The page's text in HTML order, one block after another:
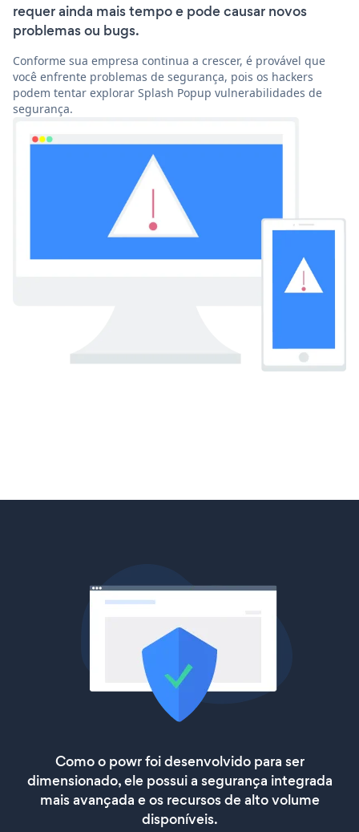
requer ainda mais tempo e pode causar novos
problemas ou bugs.
Conforme sua empresa continua a crescer, é provável que
você enfrente problemas de segurança, pois os hackers
podem tentar explorar Splash Popup vulnerabilidades de
segurança.
Como o powr foi desenvolvido para ser
dimensionado, ele possui a segurança integrada
mais avançada e os recursos de alto volume
disponíveis.